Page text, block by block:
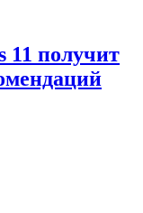
11 получит